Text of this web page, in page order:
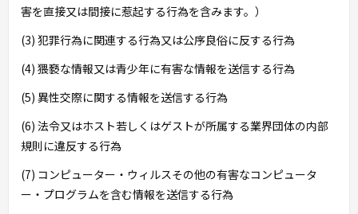
害を直接又は間接に惹起する行為を含みます。）
(3) 犯罪行為に関連する行為又は公序良俗に反する行為
(4) 猥褻な情報又は青少年に有害な情報を送信する行為
(5) 異性交際に関する情報を送信する行為
(6) 法令又はホスト若しくはゲストが所属する業界団体の内部
規則に違反する行為
(7) コンピューター・ウィルスその他の有害なコンピュータ
ー・プログラムを含む情報を送信する行為